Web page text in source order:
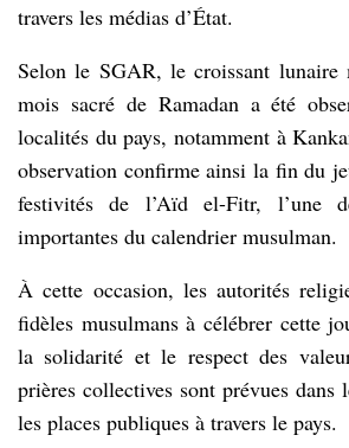
travers les médias d’État.
Selon le SGAR, le croissant
mois sacré de Ramadan a été
localités du pays, notamment à
observation confirme ainsi la fin du
festivités de l’Aïd el-Fitr, l’une
importantes du calendrier musulman.
À cette occasion, les autorités
fidèles musulmans à célébrer cette
la solidarité et le respect des
prières collectives sont prévues dans
les places publiques à travers le pays.